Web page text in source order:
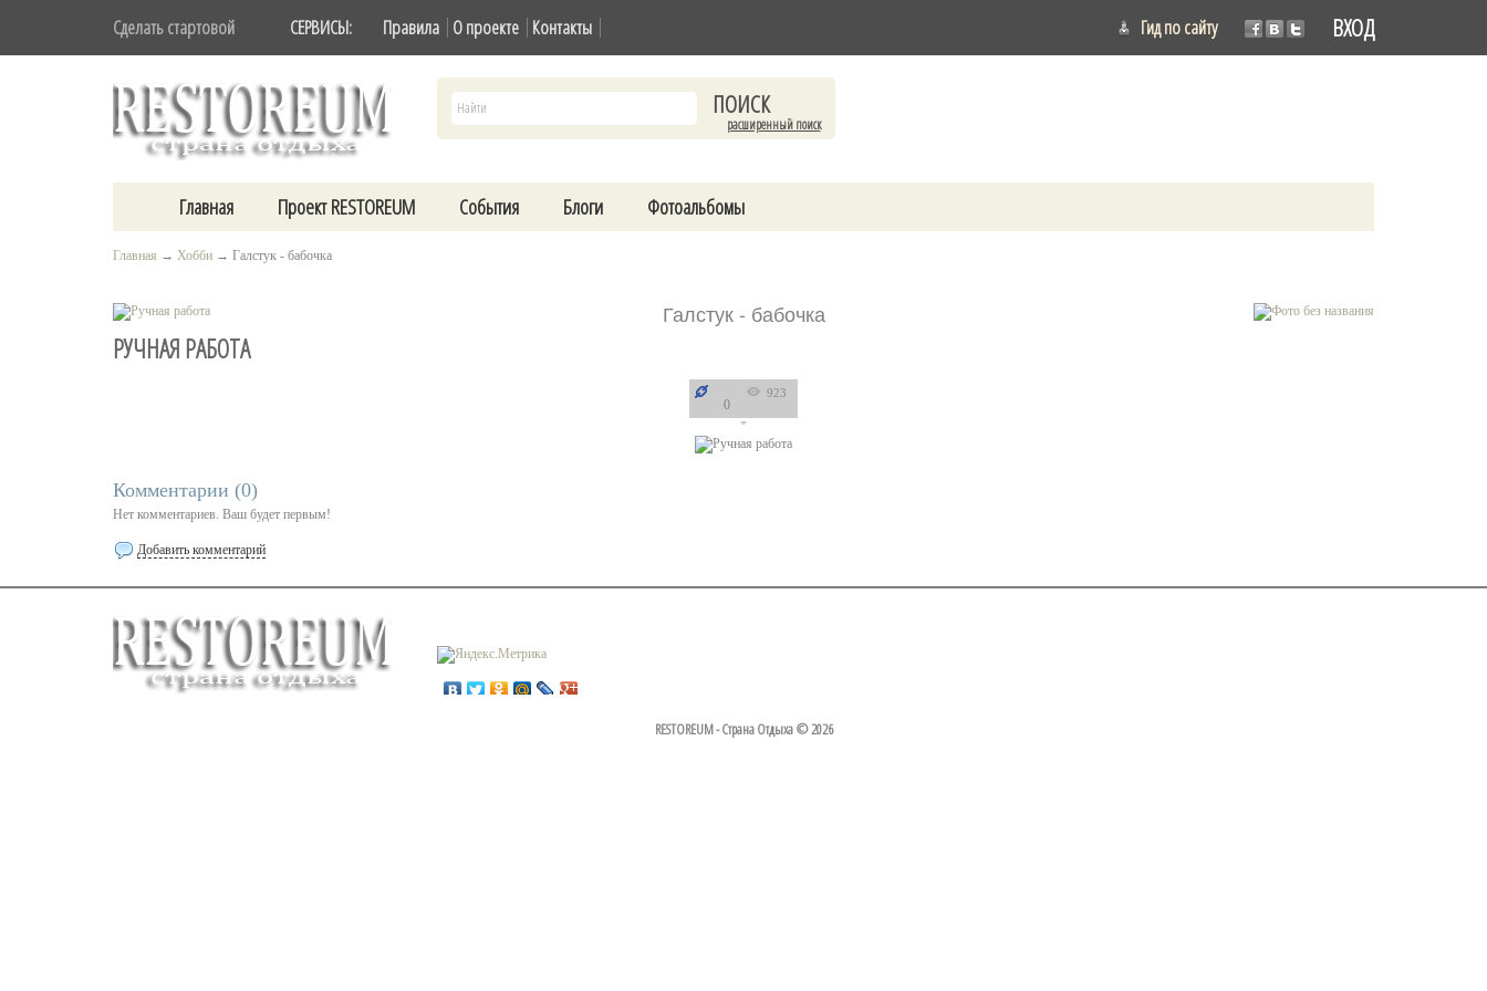
Сделать стартовой ВХОД
Гид по сайту
СЕРВИСЫ: Правила О проекте Контакты
расширенный поиск
Главная Проект RESTOREUM События Блоги Фотоальбомы
Главная → Хобби → Галстук - бабочка
Галстук - бабочка
РУЧНАЯ РАБОТА
0
923
Комментарии (0)
Нет комментариев. Ваш будет первым!
Добавить комментарий
RESTOREUM - Страна Отдыха © 2026